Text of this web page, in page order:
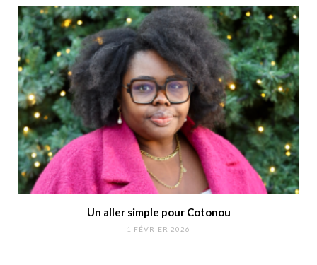
Un aller simple pour Cotonou
1 FÉVRIER 2026